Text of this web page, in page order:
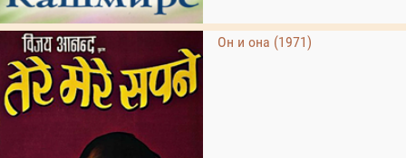
Он и она (1971)